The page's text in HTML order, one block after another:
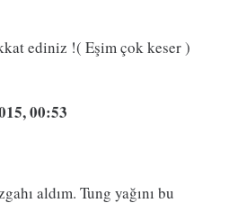
ediniz !( Eşim çok keser )
00:53
aldım. Tung yağını bu